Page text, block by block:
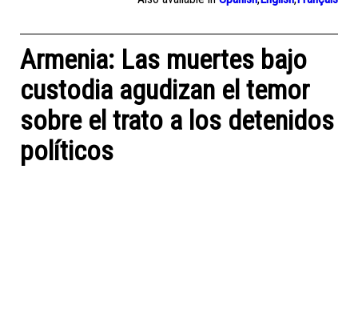
Armenia: Las muertes bajo
custodia agudizan el temor
sobre el trato a los detenidos
políticos